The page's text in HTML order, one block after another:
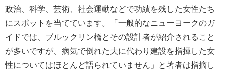
政治、科学、芸術、社会運動などで功績を残した女性たち
にスポットを当てています。「一般的なニューヨークのガ
イドでは、ブルックリン橋とその設計者が紹介されること
が多いですが、病気で倒れた夫に代わり建設を指揮した女
性についてはほとんど語られていません」と著者は指摘し